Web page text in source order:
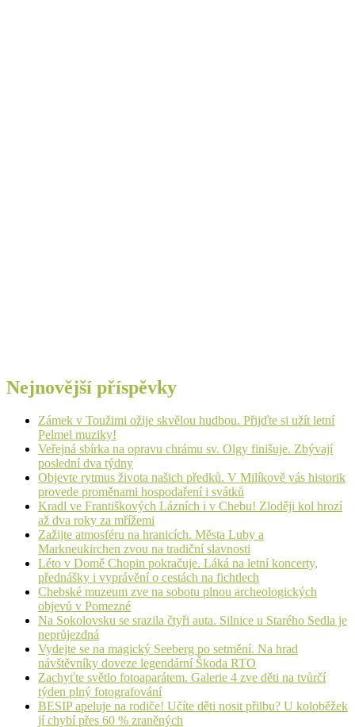
Nejnovější příspěvky
Zámek v Toužimi ožije skvělou hudbou. Přijďte si užít letní
Pelmel muziky!
Veřejná sbírka na opravu chrámu sv. Olgy finišuje. Zbývají
poslední dva týdny
Objevte rytmus života našich předků. V Milíkově vás historik
provede proměnami hospodaření i svátků
Kradl ve Františkových Lázních i v Chebu! Zloději kol hrozí
až dva roky za mřížemi
Zažijte atmosféru na hranicích. Města Luby a
Markneukirchen zvou na tradiční slavnosti
Léto v Domě Chopin pokračuje. Láká na letní koncerty,
přednášky i vyprávění o cestách na fichtlech
Chebské muzeum zve na sobotu plnou archeologických
objevů v Pomezné
Na Sokolovsku se srazila čtyři auta. Silnice u Starého Sedla je
neprůjezdná
Vydejte se na magický Seeberg po setmění. Na hrad
návštěvníky doveze legendární Škoda RTO
Zachyťte světlo fotoaparátem. Galerie 4 zve děti na tvůrčí
týden plný fotografování
BESIP apeluje na rodiče! Učíte děti nosit přilbu? U koloběžek
jí chybí přes 60 % zraněných